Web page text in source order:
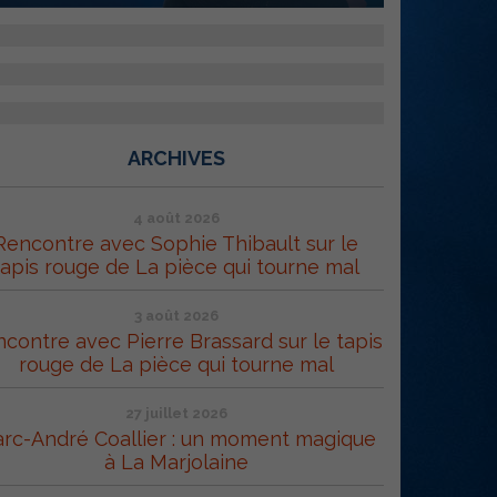
ARCHIVES
4 août 2026
avec Sophie Thibault sur le
rouge de La pièce qui tourne mal
3 août 2026
avec Pierre Brassard sur le tapis
rouge de La pièce qui tourne mal
27 juillet 2026
André Coallier : un moment magique
à La Marjolaine